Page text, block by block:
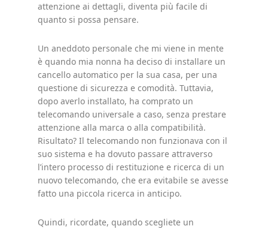
attenzione ai dettagli, diventa più facile di
quanto si possa pensare.
Un aneddoto personale che mi viene in mente
è quando mia nonna ha deciso di installare un
cancello automatico per la sua casa, per una
questione di sicurezza e comodità. Tuttavia,
dopo averlo installato, ha comprato un
telecomando universale a caso, senza prestare
attenzione alla marca o alla compatibilità.
Risultato? Il telecomando non funzionava con il
suo sistema e ha dovuto passare attraverso
l’intero processo di restituzione e ricerca di un
nuovo telecomando, che era evitabile se avesse
fatto una piccola ricerca in anticipo.
Quindi, ricordate, quando scegliete un